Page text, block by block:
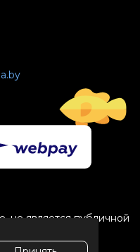
не является публичной